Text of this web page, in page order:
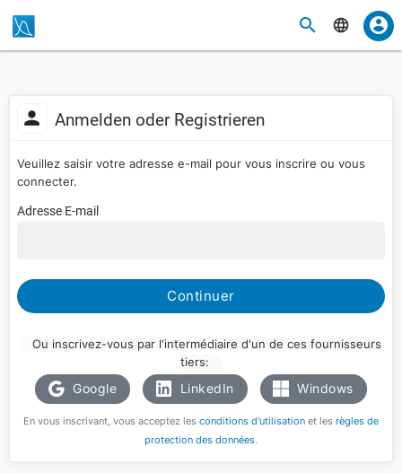
Anmelden oder Registrieren
Veuillez saisir votre adresse e-mail pour vous inscrire ou vous
connecter.
Adresse E-mail
Continuer
Ou inscrivez-vous par l'intermédiaire d'un de ces fournisseurs
tiers:
Google LinkedIn Windows
En vous inscrivant, vous acceptez les conditions d'utilisationet les règles de
protection des données.